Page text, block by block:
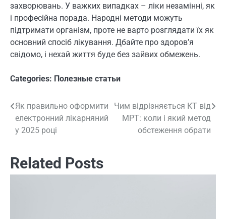
захворювань. У важких випадках – ліки незамінні, як
і професійна порада. Народні методи можуть
підтримати організм, проте не варто розглядати їх як
основний спосіб лікування. Дбайте про здоров’я
свідомо, і нехай життя буде без зайвих обмежень.
Categories: Полезные статьи
Навигация
по
Як правильно оформити
електронний лікарняний
у 2025 році
Чим відрізняється КТ від
МРТ: коли і який метод
обстеження обрати
Related Posts